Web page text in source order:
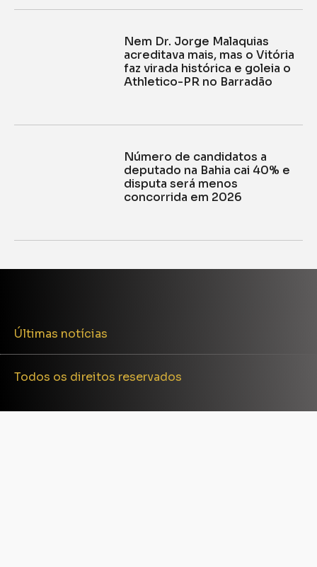
Nem Dr. Jorge Malaquias
acreditava mais, mas o Vitória
faz virada histórica e goleia o
Athletico-PR no Barradão
Número de candidatos a
deputado na Bahia cai 40% e
disputa será menos
concorrida em 2026
Últimas notícias
Todos os direitos reservados